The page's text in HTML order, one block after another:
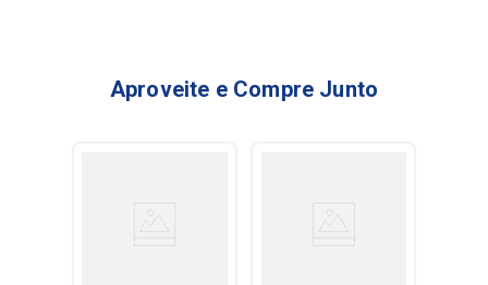
Aproveite e Compre Junto